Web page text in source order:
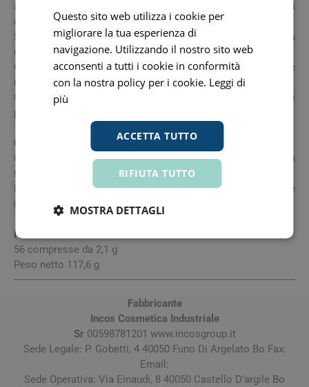
agevole farlo. Continuare a sciacquare. Se l'irritazione degli
occhi persiste, consultare un medico.
Smaltire il prodotto/recipiente in conformità alla
regolamentazione locale/regionale/nazionale.
Contiene: perossodisolfato di potassio. Può provocare
reazione allergica.
Contiene: bis (perossimonosolfato) bis(solfato) di
pentapotassio, sodio percarbonato.
Conservazione
Conservare in luogo asciutto, lontano dal calore, a
temperatura inferiore a 25 °C.
La data di scadenza si riferisce al prodotto in confezione
integra e conservato in modo corretto.
Formato
56 compresse da 2,1 g
Peso netto 117,6 g
Fabbricante
Incos Cosmetica Industriale
Sr 00598781201 www.incosgroup.it
Sede Legale: P. Gobetti, 4 40050 Funo Di Argelato Bo Fax:
Email:
Sede Operativa: Via Einaudi, 8 40050 Castello D'argile Bo
Questo sito web utilizza i cookie per
migliorare la tua esperienza di
navigazione. Utilizzando il nostro sito web
acconsenti a tutti i cookie in conformità
con la nostra policy per i cookie. Leggi di
più
ACCETTA TUTTO
RIFIUTA TUTTO
MOSTRA DETTAGLI